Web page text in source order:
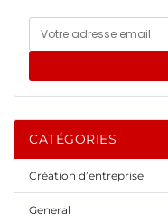
CATÉGORIES
Création d’entreprise
General